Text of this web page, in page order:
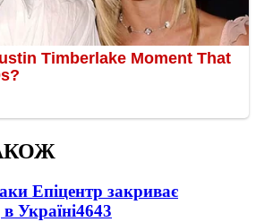
Епіцентр закриває
Україні4643